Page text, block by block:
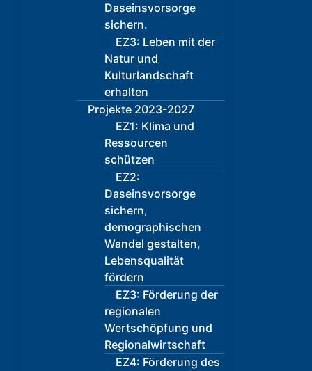
Daseinsvorsorge
sichern.
EZ3: Leben mit der
Natur und
Kulturlandschaft
erhalten
Projekte 2023-2027
EZ1: Klima und
Ressourcen
schützen
EZ2:
Daseinsvorsorge
sichern,
demographischen
Wandel gestalten,
Lebensqualität
fördern
EZ3: Förderung der
regionalen
Wertschöpfung und
Regionalwirtschaft
EZ4: Förderung des